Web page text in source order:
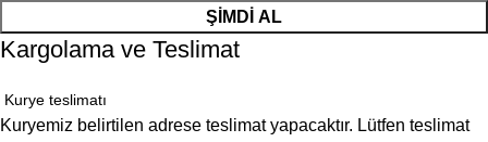
ŞIMDI AL
Kargolama ve Teslimat
Kurye teslimatı
Kuryemiz belirtilen adrese teslimat yapacaktır. Lütfen teslimat